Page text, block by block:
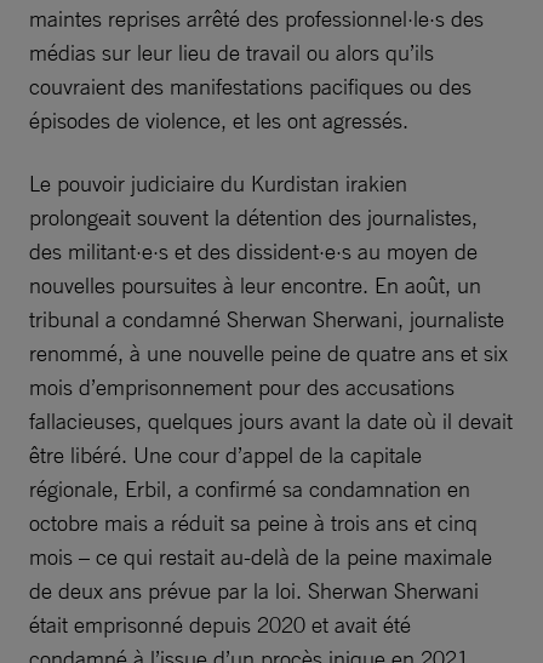
maintes reprises arrêté des professionnel·le·s des
médias sur leur lieu de travail ou alors qu’ils
couvraient des manifestations pacifiques ou des
épisodes de violence, et les ont agressés.
Le pouvoir judiciaire du Kurdistan irakien
prolongeait souvent la détention des journalistes,
des militant·e·s et des dissident·e·s au moyen de
nouvelles poursuites à leur encontre. En août, un
tribunal a condamné Sherwan Sherwani, journaliste
renommé, à une nouvelle peine de quatre ans et six
mois d’emprisonnement pour des accusations
fallacieuses, quelques jours avant la date où il devait
être libéré. Une cour d’appel de la capitale
régionale, Erbil, a confirmé sa condamnation en
octobre mais a réduit sa peine à trois ans et cinq
mois – ce qui restait au-delà de la peine maximale
de deux ans prévue par la loi. Sherwan Sherwani
était emprisonné depuis 2020 et avait été